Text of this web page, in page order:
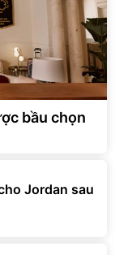
bầu chọn
Jordan sau